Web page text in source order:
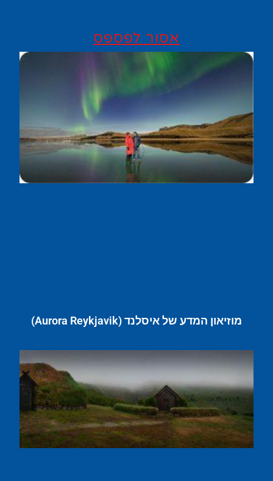
אסור לפספס
מוזיאון המדע של איסלנד (Aurora Reykjavik)